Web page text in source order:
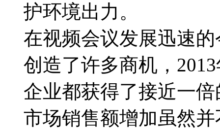
护环境出力。
在视频会议发展迅速
创造了许多商机，
企业都获得了接近一
市场销售额增加虽然